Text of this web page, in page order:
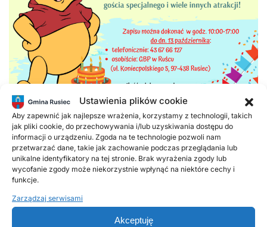
Ustawienia plików cookie
Aby zapewnić jak najlepsze wrażenia, korzystamy z technologii, takich
jak pliki cookie, do przechowywania i/lub uzyskiwania dostępu do
informacji o urządzeniu. Zgoda na te technologie pozwoli nam
przetwarzać dane, takie jak zachowanie podczas przeglądania lub
unikalne identyfikatory na tej stronie. Brak wyrażenia zgody lub
wycofanie zgody może niekorzystnie wpłynąć na niektóre cechy i
funkcje.
Zarządzaj serwisami
Akceptuję
Poprzednie Następne
Popularne wpisy